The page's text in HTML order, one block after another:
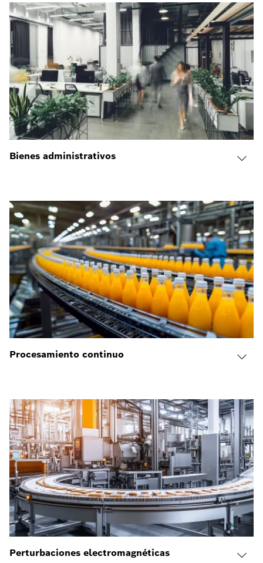
Bienes administrativos
Procesamiento continuo
Perturbaciones electromagnéticas